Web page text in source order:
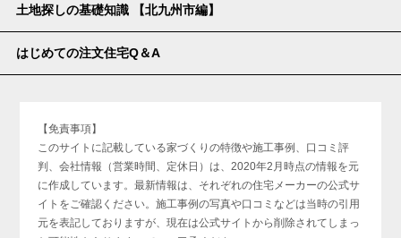
土地探しの基礎知識 【北九州市編】
はじめての注文住宅Q＆A
【免責事項】
このサイトに記載している家づくりの特徴や施工事例、口コミ評
判、会社情報（営業時間、定休日）は、2020年2月時点の情報を元
に作成しています。最新情報は、それぞれの住宅メーカーの公式サ
イトをご確認ください。施工事例の写真や口コミなどは当時の引用
元を表記しておりますが、現在は公式サイトから削除されてしまっ